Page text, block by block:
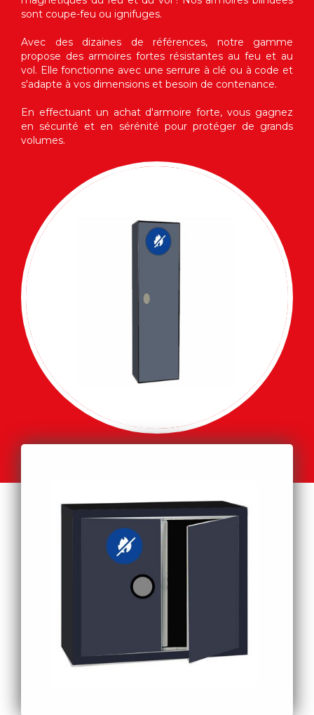
sont coupe-feu ou ignifuges.
Avec des dizaines de références, notre gamme
propose des armoires fortes résistantes au feu et au
vol. Elle fonctionne avec une serrure à clé ou à code et
s'adapte à vos dimensions et besoin de contenance.
En effectuant un achat d'armoire forte, vous gagnez
en sécurité et en sérénité pour protéger de grands
volumes.